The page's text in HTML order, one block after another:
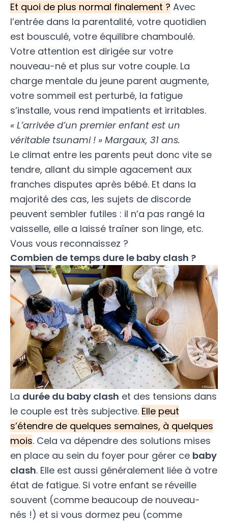
Et quoi de plus normal finalement ? Avec
l’entrée dans la parentalité, votre quotidien
est bousculé, votre équilibre chamboulé.
Votre attention est dirigée sur votre
nouveau-né et plus sur votre couple. La
charge mentale du jeune parent augmente,
votre sommeil est perturbé, la fatigue
s’installe, vous rend impatients et irritables.
« L’arrivée d’un premier enfant est un
véritable tsunami ! » Margaux, 31 ans.
Le climat entre les parents peut donc vite se
tendre, allant du simple agacement aux
franches disputes après bébé. Et dans la
majorité des cas, les sujets de discorde
peuvent sembler futiles : il n’a pas rangé la
vaisselle, elle a laissé traîner son linge, etc.
Vous vous reconnaissez ?
Combien de temps dure le baby clash ?
La durée du baby clash et des tensions dans
le couple est très subjective. Elle peut
s’étendre de quelques semaines, à quelques
mois. Cela va dépendre des solutions mises
en place au sein du foyer pour gérer ce baby
clash. Elle est aussi généralement liée à votre
état de fatigue. Si votre enfant se réveille
souvent (comme beaucoup de nouveau-
nés !) et si vous dormez peu (comme